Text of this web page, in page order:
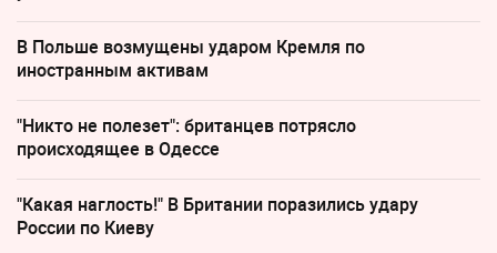
В Польше возмущены ударом Кремля по
иностранным активам
"Никто не полезет": британцев потрясло
происходящее в Одессе
"Какая наглость!" В Британии поразились удару
России по Киеву